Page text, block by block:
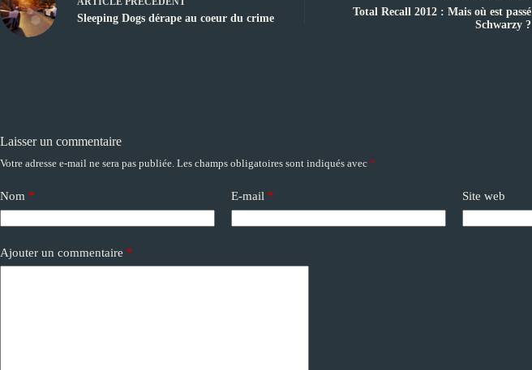
Sleeping Dogs dérape au coeur du crime
Total Recall 2012 : Mais où est passé
Schwarzy ?
Laisser un commentaire
Votre adresse e-mail ne sera pas publiée. Les champs obligatoires sont indiqués avec *
Nom * E-mail * Site web
Ajouter un commentaire *
A
t
e
a
t